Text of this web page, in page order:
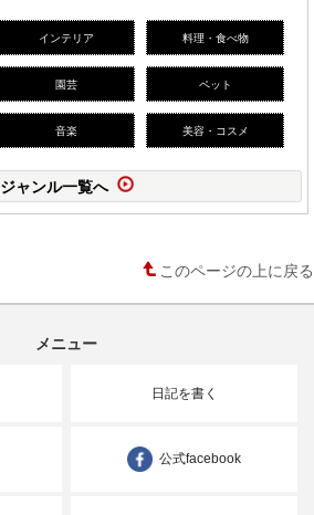
インテリア 料理・食べ物
園芸 ペット
音楽 美容・コスメ
ジャンル一覧へ
このページの上に戻る
メニュー
日記を書く
公式facebook